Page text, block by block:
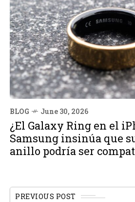
BLOG June 30, 2026
¿El Galaxy Ring en el
Samsung insinúa que
anillo podría ser
PREVIOUS POST